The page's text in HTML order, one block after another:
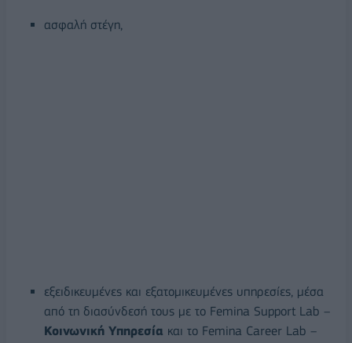
ασφαλή στέγη,
εξειδικευμένες και εξατομικευμένες υπηρεσίες, μέσα
από τη διασύνδεσή τους με το Femina Support Lab –
Κοινωνική Υπηρεσία και το Femina Career Lab –